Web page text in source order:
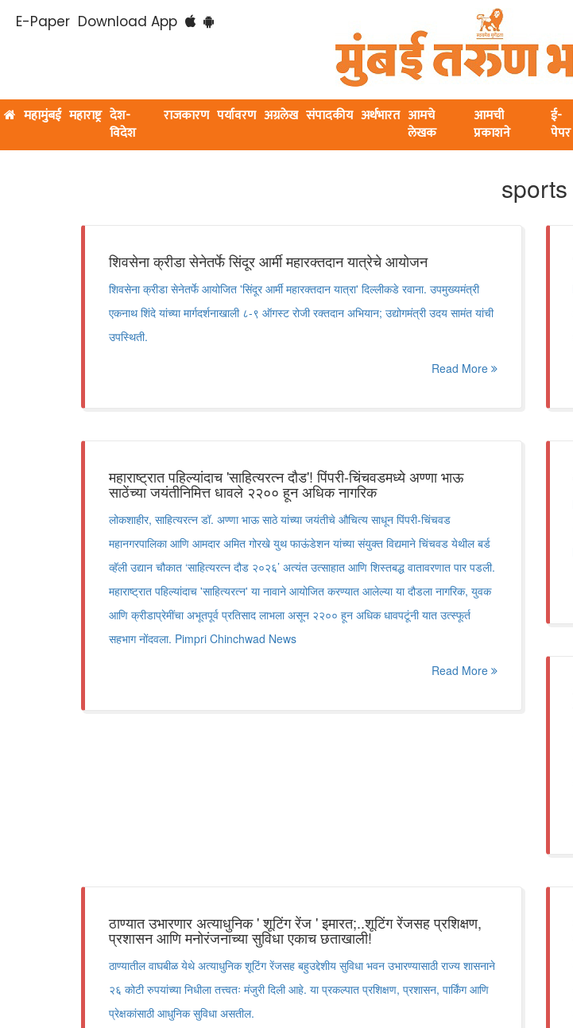
E-Paper Download App
महामुंबई महाराष्ट्र देश-
विदेश
राजकारण पर्यावरण अग्रलेख संपादकीय अर्थभारत आमचे
लेखक
आमची
प्रकाशने
ई-
पेपर
sports
शिवसेना क्रीडा सेनेतर्फे सिंदूर आर्मी महारक्तदान यात्रेचे आयोजन
शिवसेना क्रीडा सेनेतर्फे आयोजित 'सिंदूर आर्मी महारक्तदान यात्रा' दिल्लीकडे रवाना. उपमुख्यमंत्री
एकनाथ शिंदे यांच्या मार्गदर्शनाखाली ८-९ ऑगस्ट रोजी रक्तदान अभियान; उद्योगमंत्री उदय सामंत यांची
उपस्थिती.
Read More
महाराष्ट्रात पहिल्यांदाच 'साहित्यरत्न दौड'! पिंपरी-चिंचवडमध्ये अण्णा भाऊ
साठेंच्या जयंतीनिमित्त धावले २२०० हून अधिक नागरिक
लोकशाहीर, साहित्यरत्न डॉ. अण्णा भाऊ साठे यांच्या जयंतीचे औचित्य साधून पिंपरी-चिंचवड
महानगरपालिका आणि आमदार अमित गोरखे युथ फाऊंडेशन यांच्या संयुक्त विद्यमाने चिंचवड येथील बर्ड
व्हॅली उद्यान चौकात ‘साहित्यरत्न दौड २०२६’ अत्यंत उत्साहात आणि शिस्तबद्ध वातावरणात पार पडली.
महाराष्ट्रात पहिल्यांदाच 'साहित्यरत्न' या नावाने आयोजित करण्यात आलेल्या या दौडला नागरिक, युवक
आणि क्रीडाप्रेमींचा अभूतपूर्व प्रतिसाद लाभला असून २२०० हून अधिक धावपटूंनी यात उत्स्फूर्त
सहभाग नोंदवला. Pimpri Chinchwad News
Read More
ठाण्यात उभारणार अत्याधुनिक ' शूटिंग रेंज ' इमारत;..शूटिंग रेंजसह प्रशिक्षण,
प्रशासन आणि मनोरंजनाच्या सुविधा एकाच छताखाली!
ठाण्यातील वाघबीळ येथे अत्याधुनिक शूटिंग रेंजसह बहुउद्देशीय सुविधा भवन उभारण्यासाठी राज्य शासनाने
२६ कोटी रुपयांच्या निधीला तत्त्वतः मंजुरी दिली आहे. या प्रकल्पात प्रशिक्षण, प्रशासन, पार्किंग आणि
प्रेक्षकांसाठी आधुनिक सुविधा असतील.